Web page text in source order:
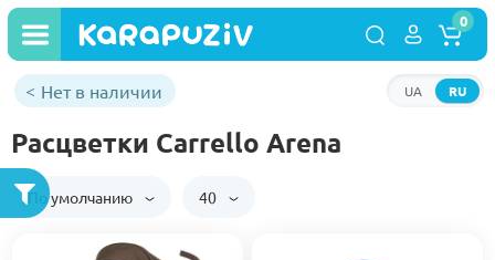
RU
UA
0
Нет в наличии
Расцветки Carrello Arena
По умолчанию 40